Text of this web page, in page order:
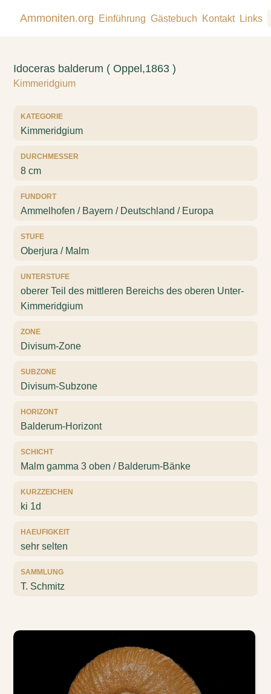
Ammoniten.org Einführung Gästebuch Kontakt Links
Idoceras balderum ( Oppel,1863 )
Kimmeridgium
KATEGORIE
Kimmeridgium
DURCHMESSER
8 cm
FUNDORT
Ammelhofen / Bayern / Deutschland / Europa
STUFE
Oberjura / Malm
UNTERSTUFE
oberer Teil des mittleren Bereichs des oberen Unter-
Kimmeridgium
ZONE
Divisum-Zone
SUBZONE
Divisum-Subzone
HORIZONT
Balderum-Horizont
SCHICHT
Malm gamma 3 oben / Balderum-Bänke
KURZZEICHEN
ki 1d
HAEUFIGKEIT
sehr selten
SAMMLUNG
T. Schmitz